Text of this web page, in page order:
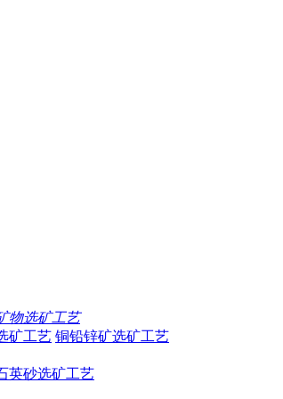
物选矿工艺
矿工艺 铜铅锌矿选矿工艺
英砂选矿工艺